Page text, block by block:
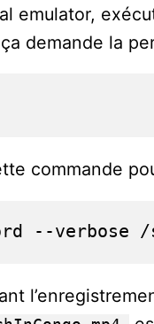
emulator,
demande la
commande
--verbose /